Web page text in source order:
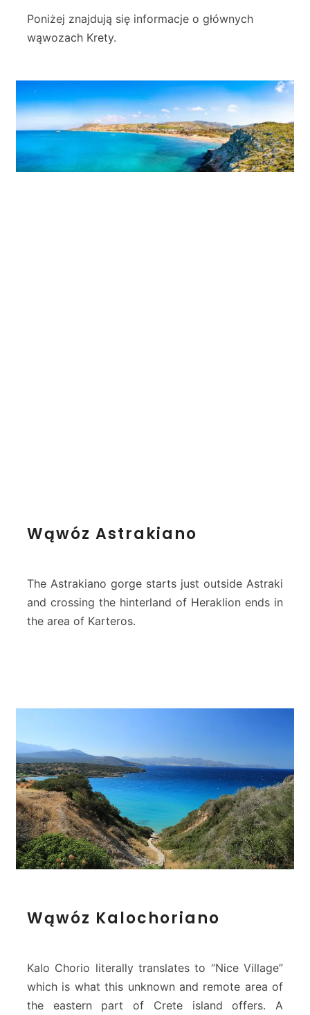
Poniżej znajdują się informacje o głównych
wąwozach Krety.
z
Wąwóz Astrakiano
The Astrakiano gorge starts just outside Astraki
and crossing the hinterland of Heraklion ends in
the area of ​​Karteros.
ą
z
a
l
Wąwóz Kalochoriano
Kalo Chorio literally translates to “Nice Village”
which is what this unknown and remote area of
the eastern part of Crete island offers. A